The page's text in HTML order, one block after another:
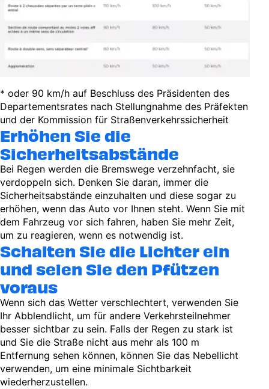
* oder 90 km/h auf Beschluss des Präsidenten des
Departementsrates nach Stellungnahme des Präfekten
und der Kommission für Straßenverkehrssicherheit
Erhöhen Sie die
Sicherheitsabstände
Bei Regen werden die Bremswege verzehnfacht, sie
verdoppeln sich. Denken Sie daran, immer die
Sicherheitsabstände einzuhalten und diese sogar zu
erhöhen, wenn das Auto vor Ihnen steht. Wenn Sie mit
dem Fahrzeug vor sich fahren, haben Sie mehr Zeit,
um zu reagieren, wenn es notwendig ist.
Schalten Sie die Lichter ein
und seien Sie den Pfützen
voraus
Wenn sich das Wetter verschlechtert, verwenden Sie
Ihr Abblendlicht, um für andere Verkehrsteilnehmer
besser sichtbar zu sein. Falls der Regen zu stark ist
und Sie die Straße nicht aus mehr als 100 m
Entfernung sehen können, können Sie das Nebellicht
verwenden, um eine minimale Sichtbarkeit
wiederherzustellen.